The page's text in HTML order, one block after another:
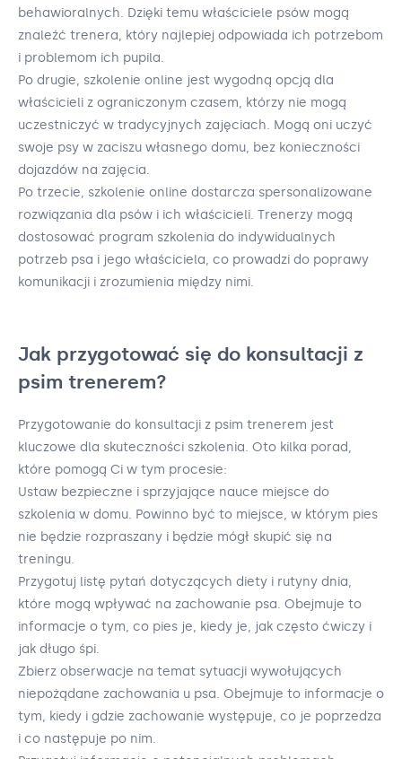
behawioralnych. Dzięki temu właściciele psów mogą
znaleźć trenera, który najlepiej odpowiada ich potrzebom
i problemom ich pupila.
Po drugie, szkolenie online jest wygodną opcją dla
właścicieli z ograniczonym czasem, którzy nie mogą
uczestniczyć w tradycyjnych zajęciach. Mogą oni uczyć
swoje psy w zaciszu własnego domu, bez konieczności
dojazdów na zajęcia.
Po trzecie, szkolenie online dostarcza spersonalizowane
rozwiązania dla psów i ich właścicieli. Trenerzy mogą
dostosować program szkolenia do indywidualnych
potrzeb psa i jego właściciela, co prowadzi do poprawy
komunikacji i zrozumienia między nimi.
Jak przygotować się do konsultacji z
psim trenerem?
Przygotowanie do konsultacji z psim trenerem jest
kluczowe dla skuteczności szkolenia. Oto kilka porad,
które pomogą Ci w tym procesie:
Ustaw bezpieczne i sprzyjające nauce miejsce do
szkolenia w domu. Powinno być to miejsce, w którym pies
nie będzie rozpraszany i będzie mógł skupić się na
treningu.
Przygotuj listę pytań dotyczących diety i rutyny dnia,
które mogą wpływać na zachowanie psa. Obejmuje to
informacje o tym, co pies je, kiedy je, jak często ćwiczy i
jak długo śpi.
Zbierz obserwacje na temat sytuacji wywołujących
niepożądane zachowania u psa. Obejmuje to informacje o
tym, kiedy i gdzie zachowanie występuje, co je poprzedza
i co następuje po nim.